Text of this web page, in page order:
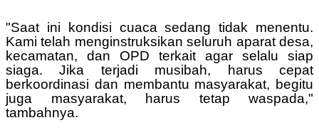
"Saat ini kondisi cuaca sedang tidak menentu.
Kami telah menginstruksikan seluruh aparat desa,
kecamatan, dan OPD terkait agar selalu siap
siaga. Jika terjadi musibah, harus cepat
berkoordinasi dan membantu masyarakat, begitu
juga masyarakat, harus tetap waspada,"
tambahnya.